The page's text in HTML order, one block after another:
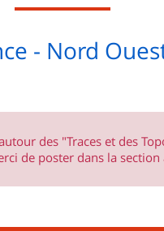
- Nord
des "Traces et des
de poster dans la